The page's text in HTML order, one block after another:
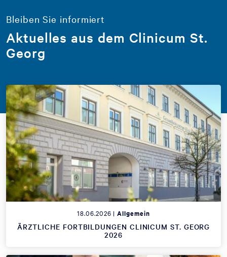
Bleiben Sie informiert
Aktuelles aus dem Clinicum St.
Georg
18.06.2026 |Allgemein
ÄRZTLICHE FORTBILDUNGEN CLINICUM ST. GEORG
2026